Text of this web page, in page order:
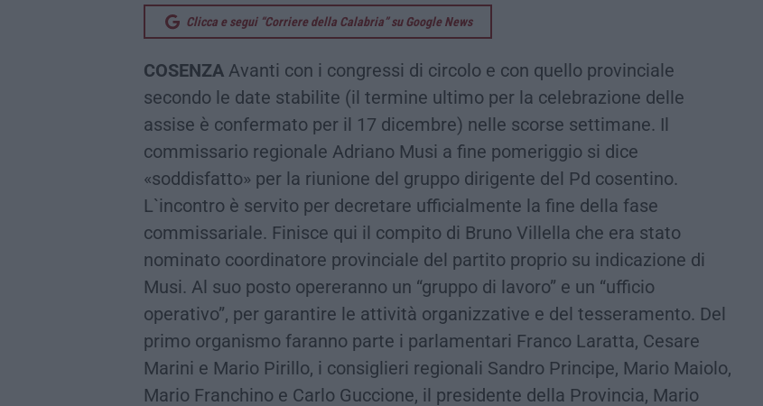
Clicca e segui “Corriere della Calabria” su Google News
COSENZA Avanti con i congressi di circolo e con quello provinciale
secondo le date stabilite (il termine ultimo per la celebrazione delle
assise è confermato per il 17 dicembre) nelle scorse settimane. Il
commissario regionale Adriano Musi a fine pomeriggio si dice
«soddisfatto» per la riunione del gruppo dirigente del Pd cosentino.
L`incontro è servito per decretare ufficialmente la fine della fase
commissariale. Finisce qui il compito di Bruno Villella che era stato
nominato coordinatore provinciale del partito proprio su indicazione di
Musi. Al suo posto opereranno un “gruppo di lavoro” e un “ufficio
operativo”, per garantire le attività organizzative e del tesseramento. Del
primo organismo faranno parte i parlamentari Franco Laratta, Cesare
Marini e Mario Pirillo, i consiglieri regionali Sandro Principe, Mario Maiolo,
Mario Franchino e Carlo Guccione, il presidente della Provincia, Mario